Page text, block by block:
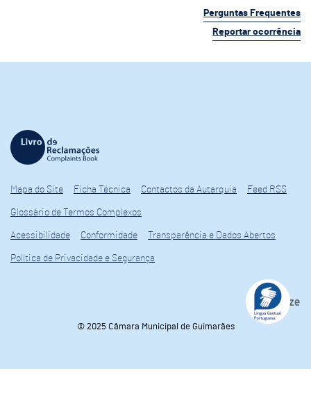
Perguntas Frequentes
Reportar ocorrência
Mapa do Site Ficha Técnica Contactos da Autarquia Feed RSS
Glossário de Termos Complexos
Acessibilidade Conformidade Transparência e Dados Abertos
Política de Privacidade e Segurança
© 2025 Câmara Municipal de Guimarães